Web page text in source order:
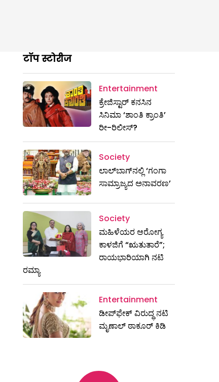
टॉप स्टोरीज
Entertainment
ಕ್ರೇಜಿಸ್ಟಾರ್ ಕನಸಿನ
ಸಿನಿಮಾ ‘ಶಾಂತಿ ಕ್ರಾಂತಿ’
ರೀ-ರಿಲೀಸ್?
Society
ಲಾಲ್‌ಬಾಗ್‌ನಲ್ಲಿ ‘ಗಂಗಾ
ಸಾಮ್ರಾಜ್ಯದ ಅನಾವರಣ’
Society
ಮಹಿಳೆಯರ ಆರೋಗ್ಯ
ಕಾಳಜಿಗೆ “ಋತುತಾರೆ”;
ರಾಯಭಾರಿಯಾಗಿ ನಟಿ
ರಮ್ಯಾ
Entertainment
ಡೀಪ್‌ಫೇಕ್ ವಿರುದ್ಧ ನಟಿ
ಮೃಣಾಲ್ ಠಾಕೂರ್ ಕಿಡಿ